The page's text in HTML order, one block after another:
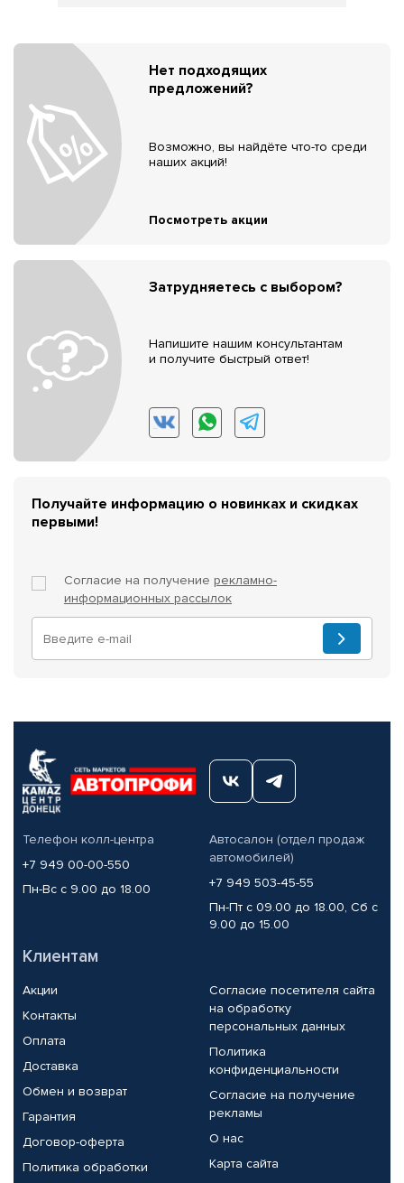
Нет подходящих
предложений?
Возможно, вы найдёте что-то среди
наших акций!
Посмотреть акции
Затрудняетесь с выбором?
Напишите нашим консультантам
и получите быстрый ответ!
Получайте информацию о новинках и скидках
первыми!
Согласие на получение рекламно-
информационных рассылок
Телефон колл-центра
+7 949 00-00-550
Пн-Вс с 9.00 до 18.00
Автосалон (отдел продаж
автомобилей)
+7 949 503-45-55
Пн-Пт с 09.00 до 18.00, Сб с
9.00 до 15.00
Клиентам
Акции
Контакты
Оплата
Доставка
Обмен и возврат
Гарантия
Договор-оферта
Политика обработки
Согласие посетителя сайта
на обработку
персональных данных
Политика
конфиденциальности
Согласие на получение
рекламы
О нас
Карта сайта